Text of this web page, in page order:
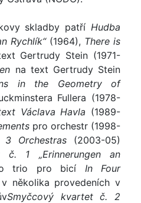
skladby patří Hudba
Rychlík“(1964), There is
Gertrudy Stein (1971-
na text Gertrudy Stein
in the Geometry of
Fullera (1978-
Václava Havla (1989-
pro orchestr (1998-
Orchestras (2003-05)
č. 1 „Erinnerungen an
trio pro bicí In Four
několika provedeních v
Smyčcový kvartet č. 2